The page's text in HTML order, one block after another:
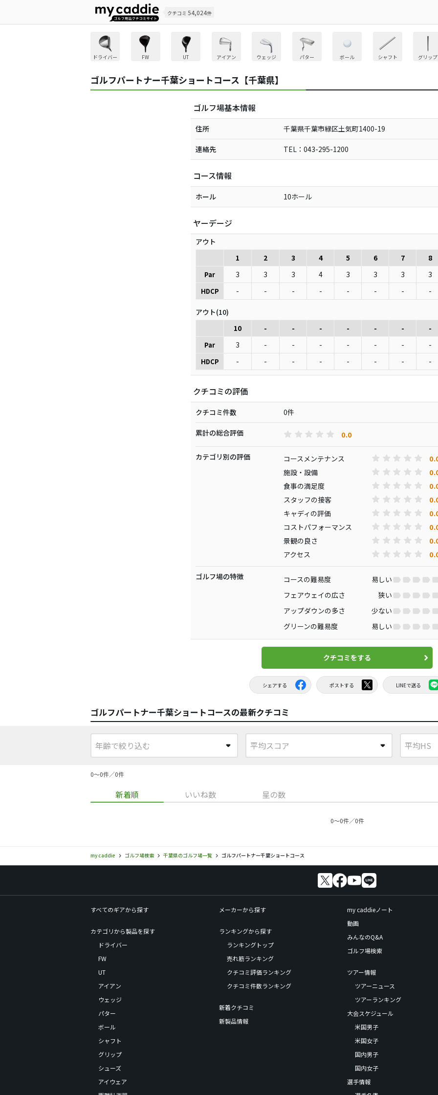
クチコミ 54,024件
ドライバー FW UT アイアン ウェッジ パター ボール シャフト グリップ
ゴルフパートナー千葉ショートコース【千葉県】
ゴルフ場基本情報
住所 千葉県千葉市緑区土気町1400-19
連絡先 TEL：043-295-1200
コース情報
ホール 10ホール
ヤーデージ
アウト
1
2 3 4 5 6 7 8
Par 3 3 3 4 3 3 3 3
HDCP - - - - - - - -
アウト(10)
10
- - - - - - -
Par 3 - - - - - - -
HDCP - - - - - - - -
クチコミの評価
クチコミ件数 0件
累計の総合評価 0.0
カテゴリ別の評価 コースメンテナンス
施設・設備
食事の満足度
スタッフの接客
キャディの評価
コストパフォーマンス
景観の良さ
アクセス
ゴルフ場の特徴 コースの難易度 易しい
フェアウェイの広さ
狭い
アップダウンの多さ
少ない
グリーンの難易度
易しい
クチコミをする
シェアする ポストする LINEで送る
ゴルフパートナー千葉ショートコースの最新クチコミ
0〜0件／0件
新着順 いいね数 星の数
0〜0件／0件
my caddie ゴルフ場検索 千葉県のゴルフ場一覧 ゴルフパートナー千葉ショートコース
すべてのギアから探す
カテゴリから製品を探す
ドライバー
FW
UT
アイアン
ウェッジ
パター
ボール
シャフト
グリップ
シューズ
アイウェア
メーカーから探す
ランキングから探す
ランキングトップ
売れ筋ランキング
クチコミ評価ランキング
クチコミ件数ランキング
新着クチコミ
新製品情報
my caddieノート
動画
みんなのQ&A
ゴルフ場検索
ツアー情報
ツアーニュース
ツアーランキング
大会スケジュール
米国男子
米国女子
国内男子
国内女子
選手情報